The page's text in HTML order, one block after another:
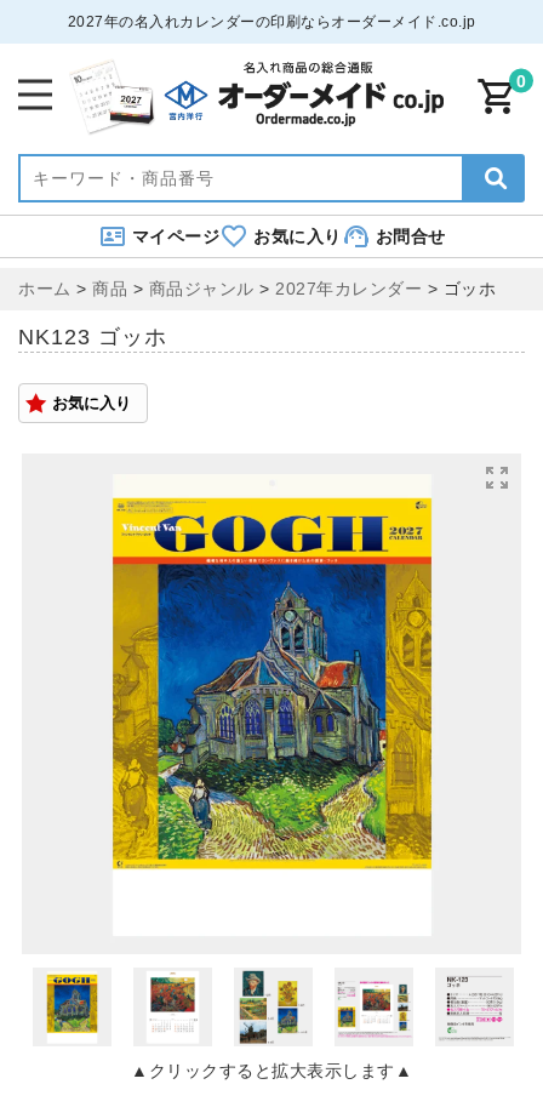
2027年の名入れカレンダーの印刷ならオーダーメイド.co.jp
0
マイページ お気に入り お問合せ
ホーム > 商品 > 商品ジャンル > 2027年カレンダー > ゴッホ
NK123 ゴッホ
お気に入り
▲クリックすると拡大表示します▲